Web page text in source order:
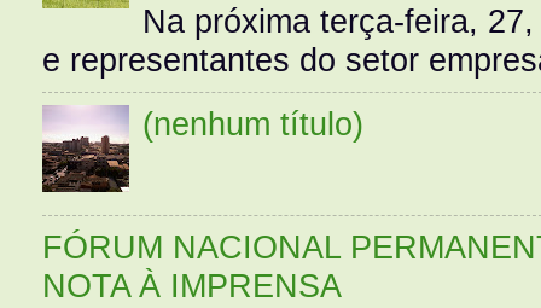
Na próxima terça-feira,
e representantes do setor
(nenhum título)
FÓRUM NACIONAL
NOTA À IMPRENSA